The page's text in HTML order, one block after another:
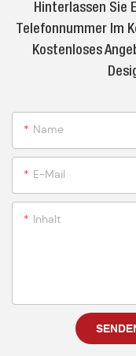
Hinterlassen Sie
Telefonnummer Im
Kostenloses
Name
E-Mail
Inhalt